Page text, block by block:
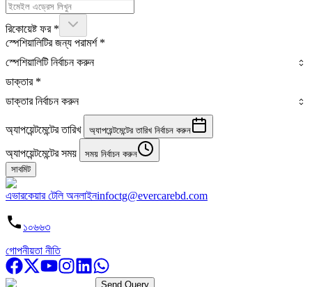
রিকোয়েষ্ট ফর *
স্পেশিয়ালিটির জন্য পরামর্শ *
স্পেশিয়ালিটি নির্বাচন করুন
ডাক্তার *
ডাক্তার নির্বাচন করুন
অ্যাপয়েন্টমেন্টের তারিখ অ্যাপয়েন্টমেন্টের তারিখ নির্বাচন করুন
অ্যাপয়েন্টমেন্টের সময়
সময় নির্বাচন করুন
সাবমিট
এভারকেয়ার টেলি অনলাইনinfoctg@evercarebd.com
১০৬৬৩
গোপনীয়তা নীতি
Send Query